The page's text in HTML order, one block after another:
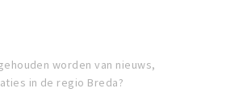
worden van nieuws,
in de regio Breda?